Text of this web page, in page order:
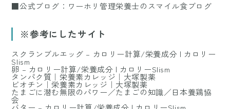
■公式ブログ：ワーホリ管理栄養士のスマイル食ブログ
※参考にしたサイト
スクランブルエッグ – カロリー計算/栄養成分 | カロリー
Slism
卵 – カロリー計算/栄養成分 | カロリーSlism
タンパク質｜栄養素カレッジ｜大塚製薬
ビオチン｜栄養素カレッジ｜大塚製薬
たまごに潜む無限のパワー／たまごの知識／日本養鶏協
会